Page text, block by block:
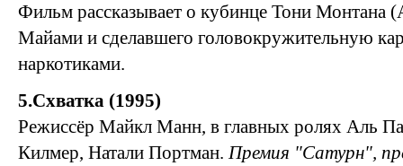
Фильм рассказывает о кубинце Тони Монтана
Майами и сделавшего головокружительную
наркотиками.
5.Схватка (1995)
Режиссёр Майкл Манн, в главных ролях Аль
Килмер, Натали Портман. Премия "Сатурн",